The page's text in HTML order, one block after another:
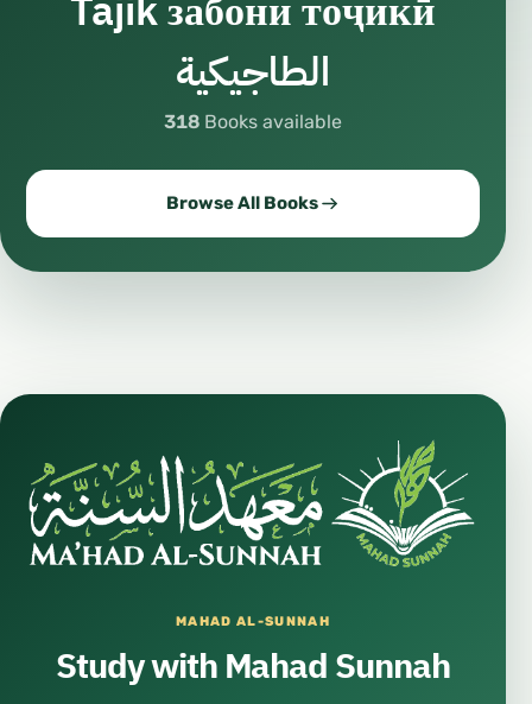
الطاجيكية
318 Books available
Browse All Books
MAHAD AL-SUNNAH
Study with Mahad Sunnah